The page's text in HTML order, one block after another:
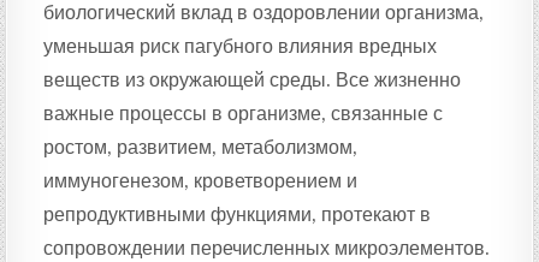
биологический вклад в оздоровлении организма,
уменьшая риск пагубного влияния вредных
веществ из окружающей среды. Все жизненно
важные процессы в организме, связанные с
ростом, развитием, метаболизмом,
иммуногенезом, кроветворением и
репродуктивными функциями, протекают в
сопровождении перечисленных микроэлементов.